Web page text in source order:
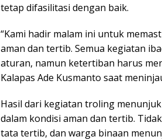
tetap difasilitasi dengan baik.
“Kami hadir malam ini untuk
aman dan tertib. Semua kegiatan
aturan, namun ketertiban harus
Kalapas Ade Kusmanto saat
Hasil dari kegiatan troling
dalam kondisi aman dan tertib.
tata tertib, dan warga binaan